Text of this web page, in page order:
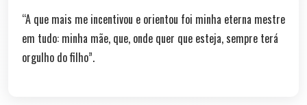
“A que mais me incentivou e orientou foi minha eterna mestre
em tudo: minha mãe, que, onde quer que esteja, sempre terá
orgulho do filho”.